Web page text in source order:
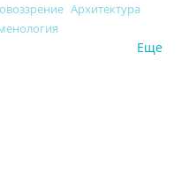
Архитектура
Еще